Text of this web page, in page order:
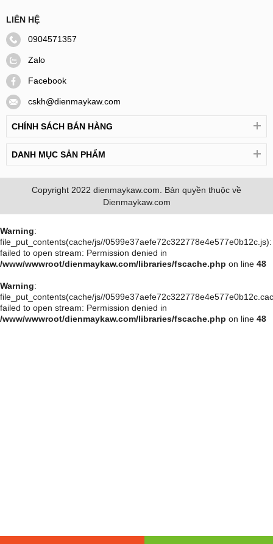
LIÊN HỆ
0904571357
Zalo
Facebook
cskh@dienmaykaw.com
CHÍNH SÁCH BÁN HÀNG
DANH MỤC SẢN PHẨM
Copyright 2022 dienmaykaw.com . Bản quyền thuộc về
Dienmaykaw.com
Warning:
file_put_contents(cache/js//0599e37aefe72c322778e4e577e0b12c.js):
failed to open stream: Permission denied in
/www/wwwroot/dienmaykaw.com/libraries/fscache.php on line 48
Warning:
file_put_contents(cache/js//
failed to open stream: Permission denied in
/www/wwwroot/dienmaykaw.com/libraries/fscache.php on line 48